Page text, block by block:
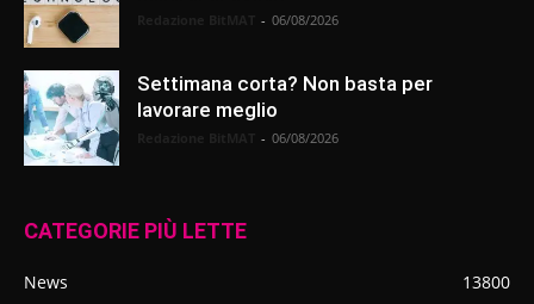
- 06/08/2026
Settimana corta? Non basta per
lavorare meglio
- 06/08/2026
CATEGORIE PIÙ LETTE
News
13800